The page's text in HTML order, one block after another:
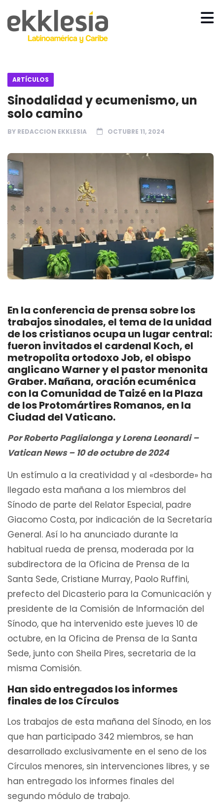
ARTÍCULOS
Sinodalidad y ecumenismo, un
solo camino
BY REDACCION EKKLESIA OCTUBRE 11, 2024
En la conferencia de prensa sobre los
trabajos sinodales, el tema de la unidad
de los cristianos ocupa un lugar central:
fueron invitados el cardenal Koch, el
metropolita ortodoxo Job, el obispo
anglicano Warner y el pastor menonita
Graber. Mañana, oración ecuménica
con la Comunidad de Taizé en la Plaza
de los Protomártires Romanos, en la
Ciudad del Vaticano.
Por Roberto Paglialonga y Lorena Leonardi –
Vatican News – 10 de octubre de 2024
Un estímulo a la creatividad y al «desborde» ha
llegado esta mañana a los miembros del
Sínodo de parte del Relator Especial, padre
Giacomo Costa, por indicación de la Secretaría
General. Así lo ha anunciado durante la
habitual rueda de prensa, moderada por la
subdirectora de la Oficina de Prensa de la
Santa Sede, Cristiane Murray, Paolo Ruffini,
prefecto del Dicasterio para la Comunicación y
presidente de la Comisión de Información del
Sínodo, que ha intervenido este jueves 10 de
octubre, en la Oficina de Prensa de la Santa
Sede, junto con Sheila Pires, secretaria de la
misma Comisión.
Han sido entregados los informes
finales de los Círculos
Los trabajos de esta mañana del Sínodo, en los
que han participado 342 miembros, se han
desarrollado exclusivamente en el seno de los
Círculos menores, sin intervenciones libres, y se
han entregado los informes finales del
segundo módulo de trabajo.